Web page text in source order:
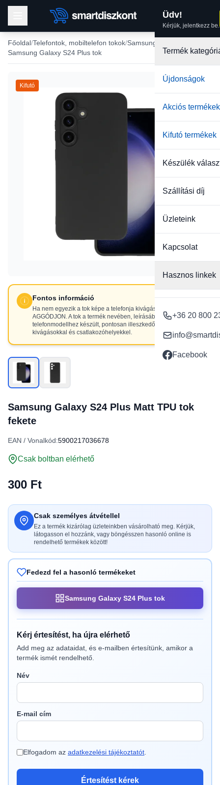
Üdv!
Kérjük, jelentkezz be.
Termék
Újdonságok
Akciós termékek
Kifutó termékek
Készülék
Szállítási díj
Üzleteink
Kapcsolat
Hasznos linkek
+36 20 800
Facebook
Főoldal Telefontok, mobiltelefon tokok Samsung tokok
Samsung Galaxy S24 Plus tok
Fontos információ
Ha nem egyezik a tok képe a telefonja kivágásaival, NE
AGGÓDJON. A tok a termék nevében, leírásában szereplő
telefonmodellhez készült, pontosan illeszkedő
kivágásokkal és csatlakozóhelyekkel.
Kifutó
Samsung Galaxy S24 Plus Matt TPU tok
fekete
EAN / Vonalkód:5900217036678
Csak boltban elérhető
300 Ft
Csak személyes átvétellel
Ez a termék kizárólag üzleteinkben vásárolható meg. Kérjük,
látogasson el hozzánk, vagy böngésszen hasonló online is
rendelhető termékek között!
Fedezd fel a hasonló termékeket
Samsung Galaxy S24 Plus tok
Kérj értesítést, ha újra elérhető
Add meg az adataidat, és e-mailben értesítünk, amikor a
termék ismét rendelhető.
Név
E-mail cím
Elfogadom az adatkezelési tájékoztatót
Értesítést kérek